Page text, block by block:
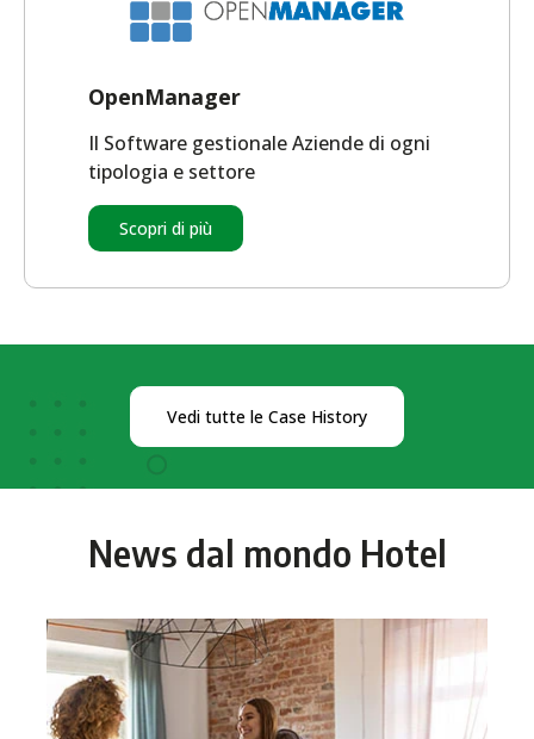
OpenManager
Il Software gestionale Aziende di ogni
tipologia e settore
Scopri di più
Vedi tutte le Case History
News dal mondo Hotel